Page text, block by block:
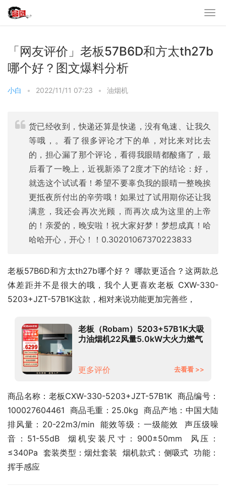
「网友评价」老板57B6D和方太th27b
哪个好？图文爆料分析
小白 • 2022/11/11 07:23 • 油烟机
货已经收到，快递还算是快递，没有龟速、让我久
等哦，。看了很多评论才下的单，对比来对比去
的，担心漏了那个评论，看得我眼睛都酸痛了，最
后看了一晚上，近视新添了2度才下的结论：好，
就选这个试试看！希望不要辜负我的眼晴一整晚挨
更抵夜所付出的辛劳哦！如果过了试用期你还让我
满意，我还会再次光顾，而再次成为这里的上帝
的！亲爱的，晚安啦！祝大家好梦！梦想成真！哈
哈哈开心，开心！！0.30201067370223833
老板57B6D和方太th27b哪个好？ 哪款更适合？这两款总
体差距并不是很大的哦，我个人更喜欢老板 CXW-330-
5203+JZT-57B1K这款，相对来说功能更加完善些，
老板（Robam）5203+57B1K大吸
力油烟机22风量5.0kW大火力燃气
更多评价 去看看 >>
商品名称：老板CXW-330-5203+JZT-57B1K  商品编号：
100027604461  商品毛重：25.0kg  商品产地：中国大陆
排风量：20-22m3/min  能效等级：一级能效  声压级噪
音：51-55dB  烟机安装尺寸：900±50mm  风压：
≤340Pa  套装类型：烟灶套装  烟机款式：侧吸式  功能：
挥手感应